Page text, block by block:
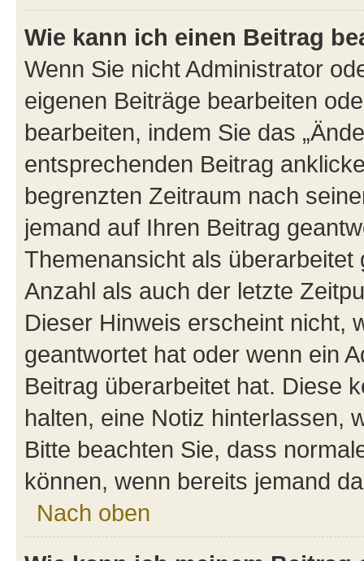
Wie kann ich einen Beitrag
Wenn Sie nicht Administrator
eigenen Beiträge bearbeiten
bearbeiten, indem Sie das
entsprechenden Beitrag
begrenzten Zeitraum nach
jemand auf Ihren Beitrag
Themenansicht als
Anzahl als auch der letzte
Dieser Hinweis erscheint nicht,
geantwortet hat oder wenn ein
Beitrag überarbeitet hat. Diese
halten, eine Notiz hinterlassen,
Bitte beachten Sie, dass
können, wenn bereits jemand
Nach oben